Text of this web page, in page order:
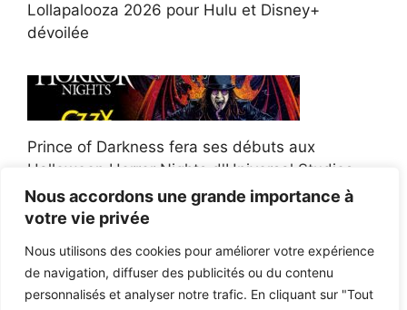
Nous accordons une grande importance à
votre vie privée
Nous utilisons des cookies pour améliorer votre expérience
de navigation, diffuser des publicités ou du contenu
personnalisés et analyser notre trafic. En cliquant sur "Tout
Lollapalooza 2026 pour Hulu et Disney+
dévoilée
Prince of Darkness fera ses débuts aux
Halloween Horror Nights d'Universal Studios
Afroman poursuit un policier de l'Ohio après la
victoire du jury en diffamation